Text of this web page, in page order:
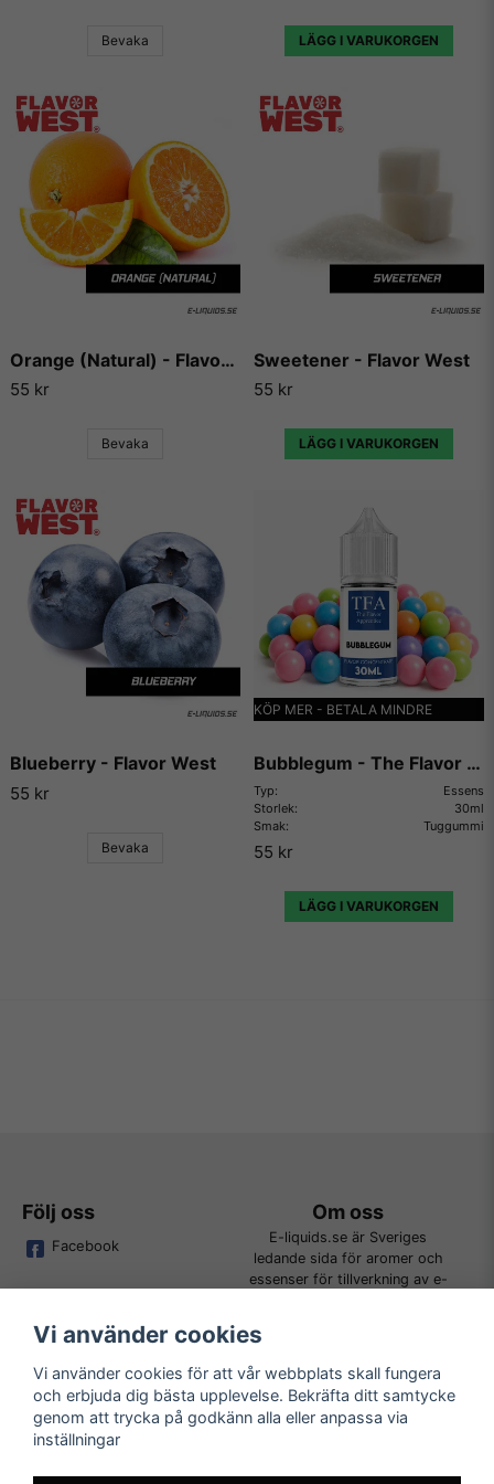
Bevaka LÄGG I VARUKORGEN
Orange (Natural) - Flavor West
55 kr
Bevaka
Sweetener - Flavor West
55 kr
LÄGG I VARUKORGEN
Blueberry - Flavor West
55 kr
Bevaka
KÖP MER - BETALA MINDRE
Bubblegum - The Flavor Apprentice
Typ:
Essens
Storlek:
30ml
Smak:
Tuggummi
55 kr
LÄGG I VARUKORGEN
Vill du ha tips på blandningar och recept som du kan
hemsidor som enbart har dedikerat sig till att låta användare
lägga ut sina egna e-juice recept. Vi väljer dock att inte länka
vidare till några sådana recept då vi inte vill rekommendera
något recept på en e-juice vi själva inte har kunnat testa.
Följ oss
Facebook
Om oss
E-liquids.se är Sveriges
ledande sida för aromer och
essenser för tillverkning av e-
Kundtjänst
Tveka inte att kontakta oss på
order@e-liquids.se om du har
några frågor, funderingar eller
Läs mer
Vi använder cookies
Vi använder cookies för att vår webbplats skall fungera
och erbjuda dig bästa upplevelse. Bekräfta ditt samtycke
genom att trycka på godkänn alla eller anpassa via
inställningar